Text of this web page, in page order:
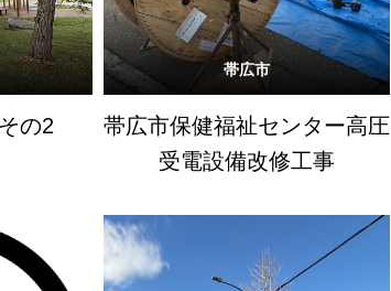
の2
帯広市
帯広市保健福祉センター高圧
受電設備改修工事